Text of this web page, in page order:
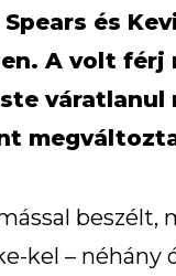
és
A volt férj
váratlanul
beszélt,
kel – néhány